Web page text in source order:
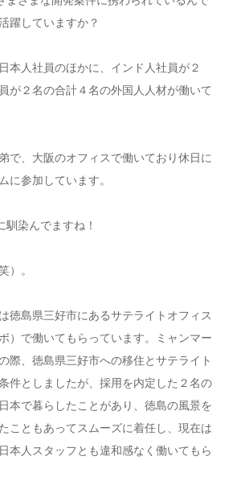
躍していますか？
本人社員のほかに、インド人社員が２
が２名の合計４名の外国人人材が働いて
で、大阪のオフィスで働いており休日に
に参加しています。
馴染んでますね！
）。
徳島県三好市にあるサテライトオフィス
）で働いてもらっています。ミャンマー
際、徳島県三好市への移住とサテライト
件としましたが、採用を内定した２名の
本で暮らしたことがあり、徳島の風景を
こともあってスムーズに着任し、現在は
本人スタッフとも違和感なく働いてもら